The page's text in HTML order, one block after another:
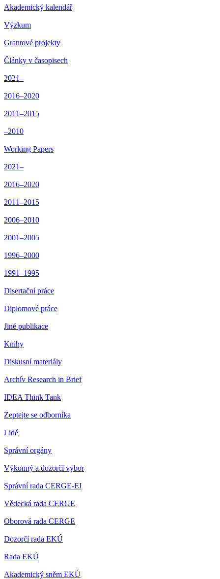
Akademický kalendář
Výzkum
Grantové projekty
Články v časopisech
2021–
2016–2020
2011–2015
–2010
Working Papers
2021–
2016–2020
2011–2015
2006–2010
2001–2005
1996–2000
1991–1995
Disertační práce
Diplomové práce
Jiné publikace
Knihy
Diskusní materiály
Archív Research in Brief
IDEA Think Tank
Zeptejte se odborníka
Lidé
Správní orgány
Výkonný a dozorčí výbor
Správní rada CERGE-EI
Vědecká rada CERGE
Oborová rada CERGE
Dozorčí rada EKÚ
Rada EKÚ
Akademický sněm EKÚ